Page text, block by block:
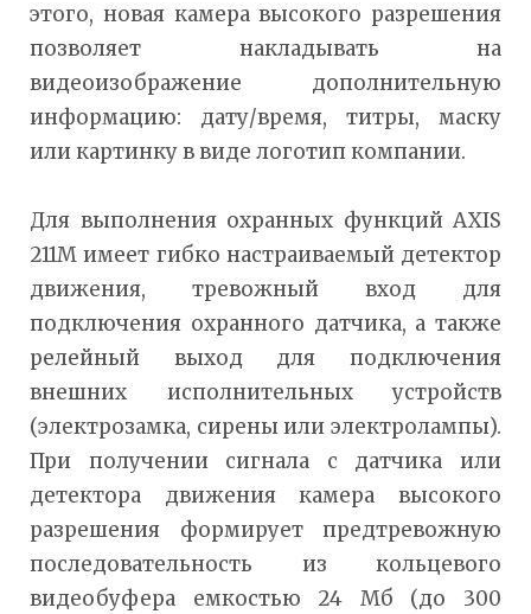
этого, новая камера высокого разрешения
позволяет накладывать на
видеоизображение дополнительную
информацию: дату/время, титры, маску
или картинку в виде логотип компании.
Для выполнения охранных функций AXIS
211M имеет гибко настраиваемый детектор
движения, тревожный вход для
подключения охранного датчика, а также
релейный выход для подключения
внешних исполнительных устройств
(электрозамка, сирены или электролампы).
При получении сигнала с датчика или
детектора движения камера высокого
разрешения формирует предтревожную
последовательность из кольцевого
видеобуфера емкостью 24 Мб (до 300